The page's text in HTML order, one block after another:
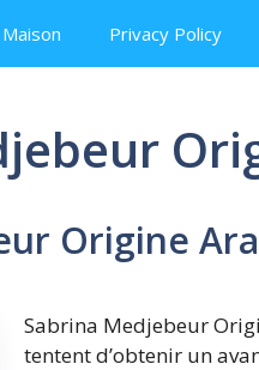
Maison Privacy Policy
Origine
Sabrina Medjebeur
tentent d’obtenir un